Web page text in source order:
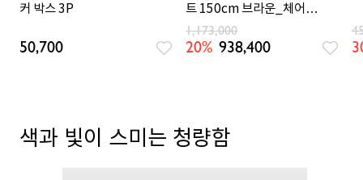
커 박스 3P
50,700
트 150cm 브라운_체어
2EA, 벤치 1EA
1,173,000
20% 938,400
색과 빛이 스미는 청량함